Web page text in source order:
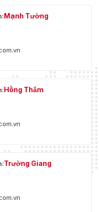
Mạnh Tường
Hồng Thắm
Trường Giang